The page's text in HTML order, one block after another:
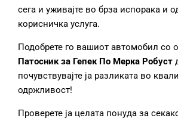
сега и уживајте во брза испорака и
корисничка услуга.
Подобрете го вашиот автомобил со
Патосник за ГепекПо Мерка Робуст
почувствувајте ја разликата во
одржливост!
Проверете ја целата понуда за